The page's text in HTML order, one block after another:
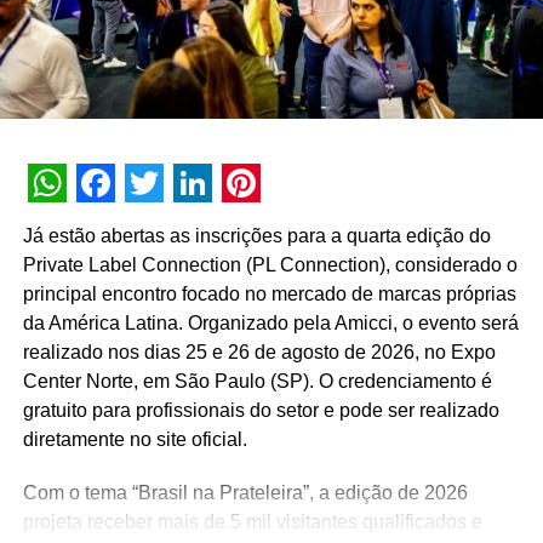
A SEGUIR
Greater Miami Convention & Visitors Bureau
lança novo programa ‘Primavera em Miami’
NÃO PERCA
Monster Energy Drink lança projeto de Skate no
WhatsApp
Facebook
Twitter
LinkedIn
Pinterest
Já estão abertas as inscrições para a quarta edição do
Private Label Connection (PL Connection), considerado o
principal encontro focado no mercado de marcas próprias
da América Latina. Organizado pela Amicci, o evento será
realizado nos dias 25 e 26 de agosto de 2026, no Expo
Center Norte, em São Paulo (SP). O credenciamento é
gratuito para profissionais do setor e pode ser realizado
diretamente no site oficial.
Com o tema “Brasil na Prateleira”, a edição de 2026
projeta receber mais de 5 mil visitantes qualificados e